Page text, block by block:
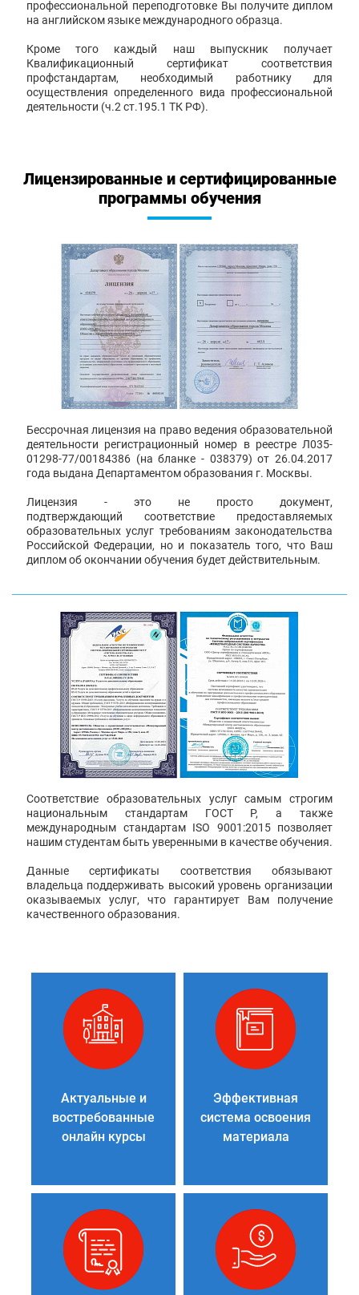
профессиональной переподготовке Вы получите диплом
на английском языке международного образца.
Кроме того каждый наш выпускник получает
Квалификационный сертификат соответствия
профстандартам, необходимый работнику для
осуществления определенного вида профессиональной
деятельности (ч.2 ст.195.1 ТК РФ).
Лицензированные и сертифицированные
программы обучения
Бессрочная лицензия на право ведения образовательной
деятельности регистрационный номер в реестре Л035-
01298-77/00184386 (на бланке - 038379) от 26.04.2017
года выдана Департаментом образования г. Москвы.
Лицензия - это не просто документ,
подтверждающий соответствие предоставляемых
образовательных услуг требованиям законодательства
Российской Федерации, но и показатель того, что Ваш
диплом об окончании обучения будет действительным.
Соответствие образовательных услуг самым строгим
национальным стандартам ГОСТ Р, а также
международным стандартам ISO 9001:2015 позволяет
нашим студентам быть уверенными в качестве обучения.
Данные сертификаты соответствия обязывают
владельца поддерживать высокий уровень организации
оказываемых услуг, что гарантирует Вам получение
качественного образования.
Актуальные и
востребованные
онлайн курсы
Эффективная
система освоения
материала